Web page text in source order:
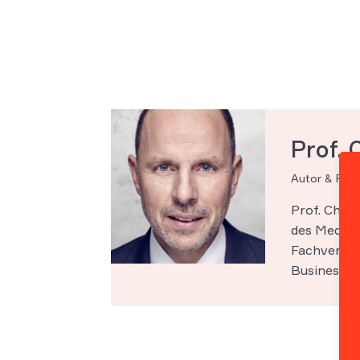
Prof.
Autor &
Prof.
des
Business